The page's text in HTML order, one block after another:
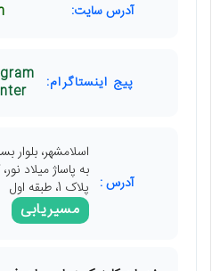
آدرس سایت:
پیج اینستاگرام:
آدرس :
اسلامشهر،
به پاساژ میلاد
پلاک 1، طبقه اول
مسیریابی